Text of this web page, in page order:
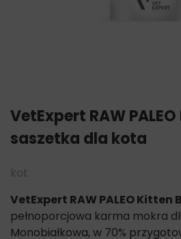
VetExpert RAW
saszetka dla kota
kot
VetExpert RAW PALEO Kitten
pełnoporcjowa karma mokra
Monobiałkowa, w 70%